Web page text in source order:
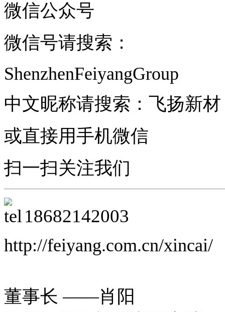
微信公众号
微信号请搜索：
ShenzhenFeiyangGroup
中文昵称请搜索：飞扬新材
或直接用手机微信
扫一扫关注我们
18682142003
http://feiyang.com.cn/xincai/
董事长 ——肖阳